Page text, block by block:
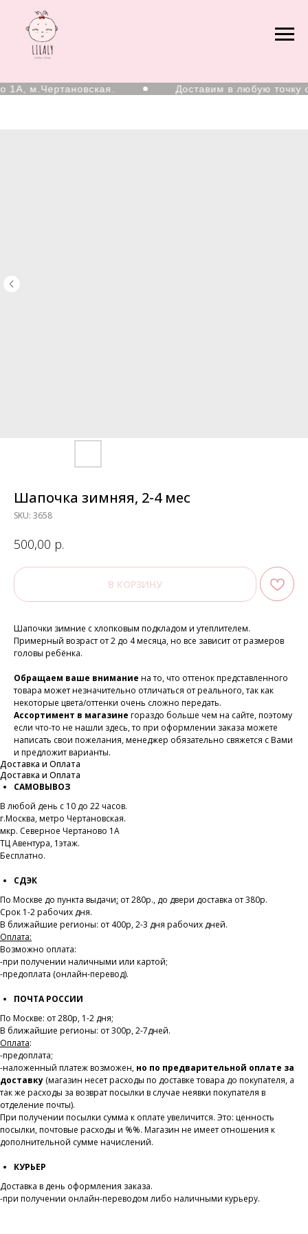
м.Чертановская. Доставим в любую точку
Шапочка зимняя, 2-4 мес
SKU: 3658
500,00 р.
В КОРЗИНУ
Шапочки зимние с хлопковым подкладом и утеплителем.
Примерный возраст от 2 до 4 месяца, но все зависит от размеров
головы ребёнка.
Обращаем ваше внимание на то, что оттенок представленного
товара может незначительно отличаться от реального, так как
некоторые цвета/оттенки очень сложно передать.
Ассортимент в магазине гораздо больше чем на сайте, поэтому
если что-то не нашли здесь, то при оформлении заказа можете
написать свои пожелания, менеджер обязательно свяжется с Вами
и предложит варианты.
Доставка и Оплата
Доставка и Оплата
САМОВЫВОЗ
В любой день с 10 до 22 часов.
г.Москва, метро Чертановская.
мкр. Северное Чертаново 1А
ТЦ Авентура, 1этаж.
Бесплатно.
СДЭК
По Москве до пункта выдачи: от 280р., до двери доставка от 380р.
Срок 1-2 рабочих дня.
В ближайшие регионы: от 400р, 2-3 дня рабочих дней.
Оплата:
Возможно оплата:
-при получении наличными или картой;
-предоплата (онлайн-перевод).
ПОЧТА РОССИИ
По Москве: от 280р, 1-2 дня;
В ближайшие регионы: от 300р, 2-7дней.
Оплата:
-предоплата;
-наложенный платеж возможен, но по предварительной оплате за
доставку (магазин несет расходы по доставке товара до покупателя, а
так же расходы за возврат посылки в случае неявки покупателя в
отделение почты).
При получении посылки сумма к оплате увеличится. Это: ценность
посылки, почтовые расходы и %%. Магазин не имеет отношения к
дополнительной сумме начислений.
КУРЬЕР
Доставка в день оформления заказа.
-при получении онлайн-переводом либо наличными курьеру.